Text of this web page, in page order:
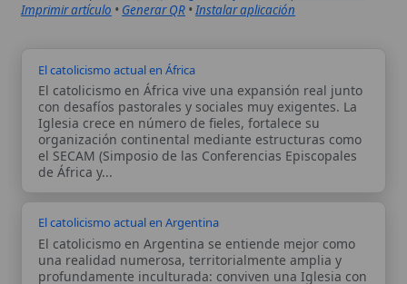
Artículo supervisado por el Comité
editorial de Wikitólica. Las afirmaciones
del artículo están basadas y contrastadas
usando fuentes catolicas: escritos
patrísticos, de santos, artículos
teológicos, documentos históricos, actas
la Iglesia.Proceso editorial →